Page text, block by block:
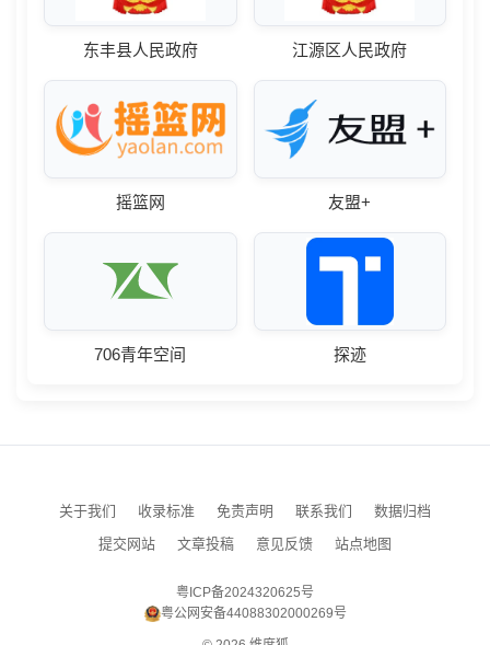
东丰县人民政府 江源区人民政府
摇篮网 友盟+
706青年空间 探迹
关于我们 收录标准 免责声明 联系我们
数据归档
提交网站
文章投稿 意见反馈 站点地图
粤ICP备2024320625号
粤公网安备44088302000269号